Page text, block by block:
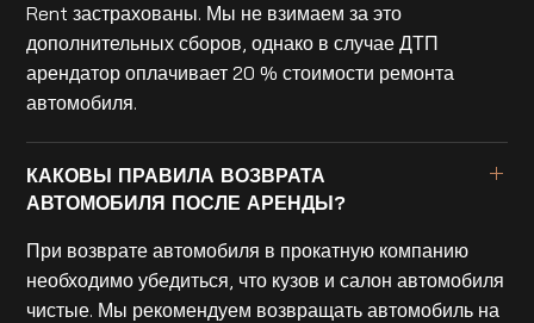
Rent застрахованы. Мы не взимаем за это
дополнительных сборов, однако в случае ДТП
арендатор оплачивает 20 % стоимости ремонта
автомобиля.
КАКОВЫ ПРАВИЛА ВОЗВРАТА
АВТОМОБИЛЯ ПОСЛЕ АРЕНДЫ?
При возврате автомобиля в прокатную компанию
необходимо убедиться, что кузов и салон автомобиля
чистые. Мы рекомендуем возвращать автомобиль на